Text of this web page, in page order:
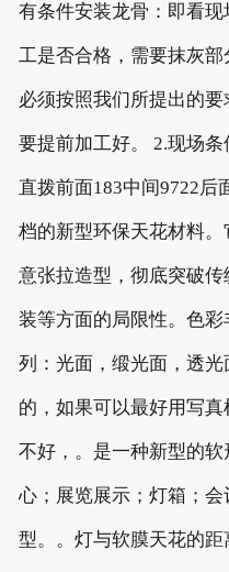
有条件安装龙骨：即看
工是否合格，需要抹灰
必须按照我们所提出的
要提前加工好。 2.现场
直拨前面183中间9722后
档的新型环保天花材料
意张拉造型，彻底突破
装等方面的局限性。色
列：光面，缎光面，透
的，如果可以最好用写
不好，。是一种新型的
心；展览展示；灯箱；
型。。灯与软膜天花的